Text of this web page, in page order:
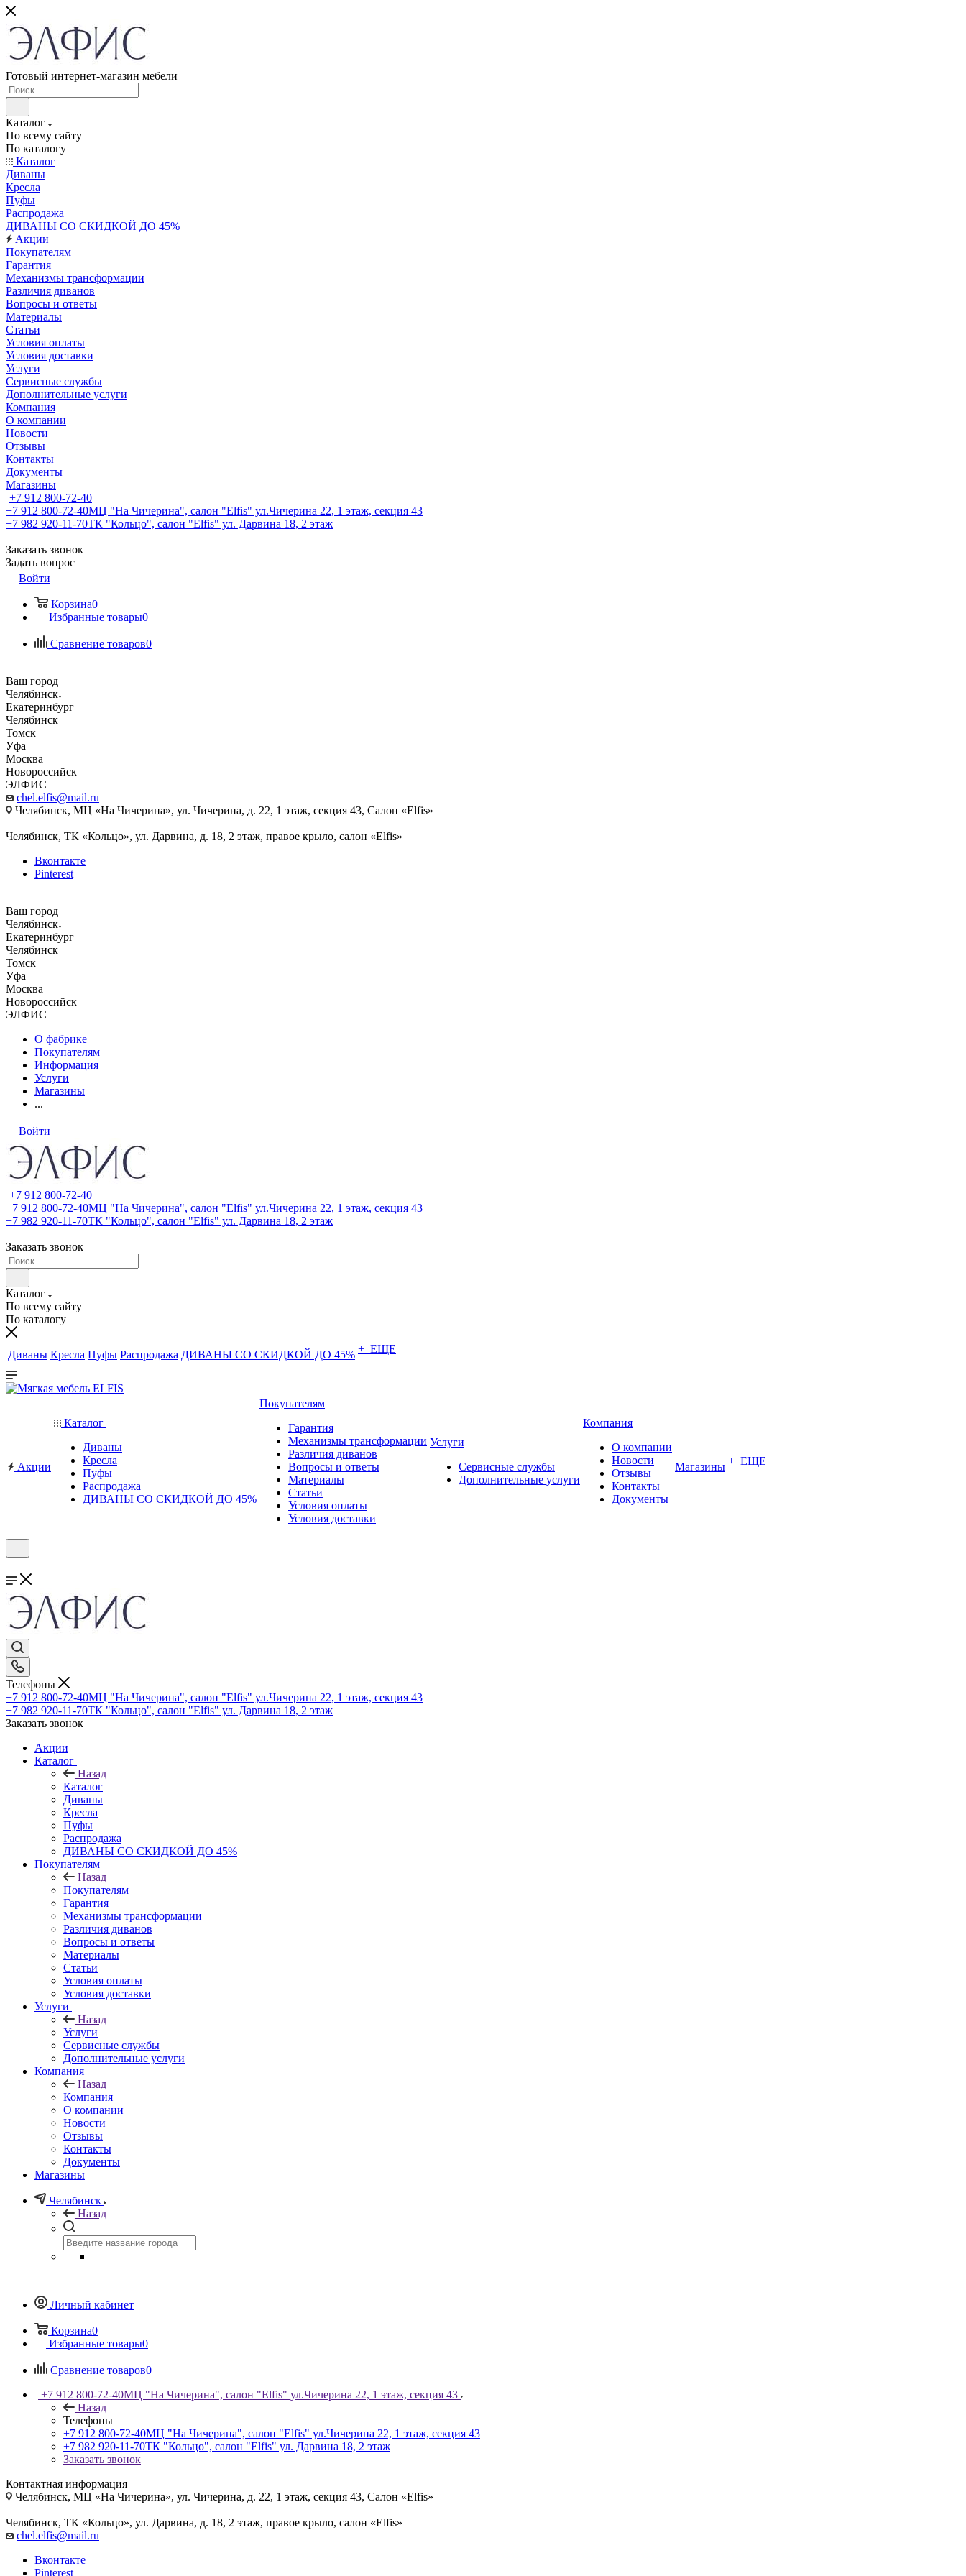
Готовый интернет-магазин мебели
Каталог
По всему сайту
По каталогу
Каталог
Диваны
Кресла
Пуфы
Распродажа
ДИВАНЫ СО СКИДКОЙ ДО 45%
Акции
Покупателям
Гарантия
Механизмы трансформации
Различия диванов
Вопросы и ответы
Материалы
Статьи
Условия оплаты
Условия доставки
Услуги
Сервисные службы
Дополнительные услуги
Компания
О компании
Новости
Отзывы
Контакты
Документы
Магазины
+7 912 800-72-40
+7 912 800-72-40МЦ "На Чичерина", салон "Elfis" ул.Чичерина 22, 1 этаж, секция 43
+7 982 920-11-70ТК "Кольцо", салон "Elfis" ул. Дарвина 18, 2 этаж
Заказать звонок
Задать вопрос
Войти
Корзина0
Избранные товары0
Сравнение товаров0
Ваш город
Челябинск
Екатеринбург
Челябинск
Томск
Уфа
Москва
Новороссийск
ЭЛФИС
chel.elfis@mail.ru
Челябинск, МЦ «На Чичерина», ул. Чичерина, д. 22, 1 этаж, секция 43, Салон «Elfis»
Челябинск, ТК «Кольцо», ул. Дарвина, д. 18, 2 этаж, правое крыло, салон «Elfis»
Вконтакте
Pinterest
Ваш город
Челябинск
Екатеринбург
Челябинск
Томск
Уфа
Москва
Новороссийск
ЭЛФИС
О фабрике
Покупателям
Информация
Услуги
Магазины
...
Войти
+7 912 800-72-40
+7 912 800-72-40МЦ "На Чичерина", салон "Elfis" ул.Чичерина 22, 1 этаж, секция 43
+7 982 920-11-70ТК "Кольцо", салон "Elfis" ул. Дарвина 18, 2 этаж
Заказать звонок
Каталог
По всему сайту
По каталогу
Диваны Кресла Пуфы Распродажа ДИВАНЫ СО СКИДКОЙ ДО 45% + ЕЩЕ
Акции
Каталог
Диваны
Кресла
Пуфы
Распродажа
ДИВАНЫ СО СКИДКОЙ ДО 45%
Покупателям
Гарантия
Механизмы трансформации
Различия диванов
Вопросы и ответы
Материалы
Статьи
Условия оплаты
Условия доставки
Услуги
Сервисные службы
Дополнительные услуги
Компания
О компании
Новости
Отзывы
Контакты
Документы
Магазины + ЕЩЕ
Телефоны
+7 912 800-72-40МЦ "На Чичерина", салон "Elfis" ул.Чичерина 22, 1 этаж, секция 43
+7 982 920-11-70ТК "Кольцо", салон "Elfis" ул. Дарвина 18, 2 этаж
Заказать звонок
Акции
Каталог
Назад
Каталог
Диваны
Кресла
Пуфы
Распродажа
ДИВАНЫ СО СКИДКОЙ ДО 45%
Покупателям
Назад
Покупателям
Гарантия
Механизмы трансформации
Различия диванов
Вопросы и ответы
Материалы
Статьи
Условия оплаты
Условия доставки
Услуги
Назад
Услуги
Сервисные службы
Дополнительные услуги
Компания
Назад
Компания
О компании
Новости
Отзывы
Контакты
Документы
Магазины
Челябинск
Назад
Личный кабинет
Корзина0
Избранные товары0
Сравнение товаров0
+7 912 800-72-40МЦ "На Чичерина", салон "Elfis" ул.Чичерина 22, 1 этаж, секция 43
Назад
Телефоны
+7 912 800-72-40МЦ "На Чичерина", салон "Elfis" ул.Чичерина 22, 1 этаж, секция 43
+7 982 920-11-70ТК "Кольцо", салон "Elfis" ул. Дарвина 18, 2 этаж
Заказать звонок
Контактная информация
Челябинск, МЦ «На Чичерина», ул. Чичерина, д. 22, 1 этаж, секция 43, Салон «Elfis»
Челябинск, ТК «Кольцо», ул. Дарвина, д. 18, 2 этаж, правое крыло, салон «Elfis»
chel.elfis@mail.ru
Вконтакте
Pinterest